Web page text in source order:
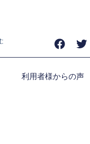
利用者様からの声